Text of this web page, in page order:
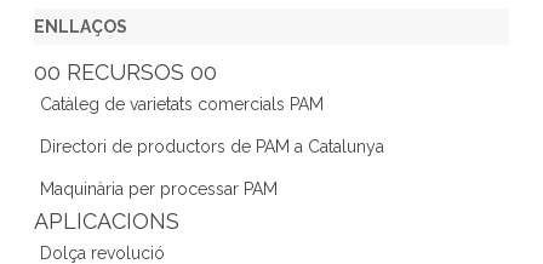
c
e
b
o
o
k
er gr
a
m
dI
n
ENLLAÇOS
00 RECURSOS 00
Catàleg de varietats comercials PAM
Directori de productors de PAM a Catalunya
Maquinària per processar PAM
APLICACIONS
Dolça revolució